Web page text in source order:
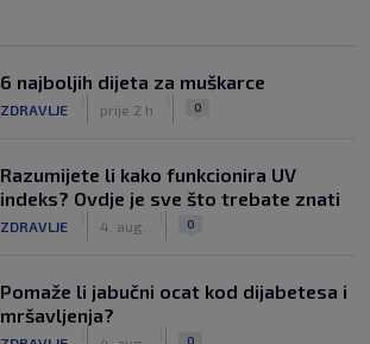
6 najboljih dijeta za muškarce
ZDRAVLJE prije 2 h 0
Razumijete li kako funkcionira UV
indeks? Ovdje je sve što trebate znati
ZDRAVLJE 4. aug. 0
Pomaže li jabučni ocat kod dijabetesa i
mršavljenja?
0